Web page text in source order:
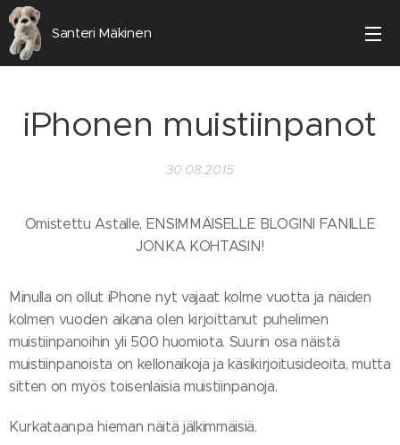
Santeri Mäkinen
iPhonen muistiinpanot
30.08.2015
Omistettu Astalle, ENSIMMÄISELLE BLOGINI FANILLE
JONKA KOHTASIN!
Minulla on ollut iPhone nyt vajaat kolme vuotta ja näiden
kolmen vuoden aikana olen kirjoittanut puhelimen
muistiinpanoihin yli 500 huomiota. Suurin osa näistä
muistiinpanoista on kellonaikoja ja käsikirjoitusideoita, mutta
sitten on myös toisenlaisia muistiinpanoja.
Kurkataanpa hieman näitä jälkimmäisiä.